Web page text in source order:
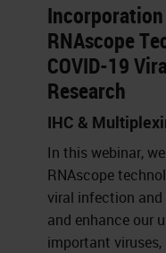
RNAscope
COVID-19
Research
IHC &
In this webinar,
RNAscope
viral infection and
and enhance our
important viruses,